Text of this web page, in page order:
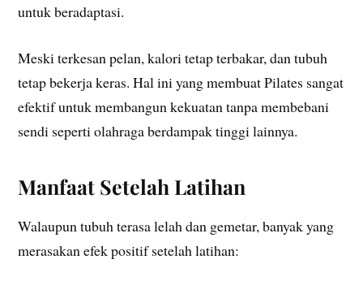
untuk beradaptasi.
Meski terkesan pelan, kalori tetap terbakar, dan tubuh
tetap bekerja keras. Hal ini yang membuat Pilates sangat
efektif untuk membangun kekuatan tanpa membebani
sendi seperti olahraga berdampak tinggi lainnya.
Manfaat Setelah Latihan
Walaupun tubuh terasa lelah dan gemetar, banyak yang
merasakan efek positif setelah latihan: